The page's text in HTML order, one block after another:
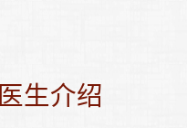
医生介绍